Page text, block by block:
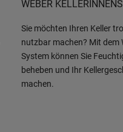
WEBER
Sie möchten Ihren Keller
nutzbar machen? Mit dem
System können Sie
beheben und Ihr
machen.